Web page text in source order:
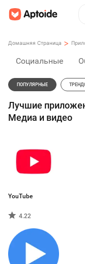
Домашняя Страница >
Социальные
ПОПУЛЯРНЫЕ
Лучшие
Медиа и видео
YouTube
4.22